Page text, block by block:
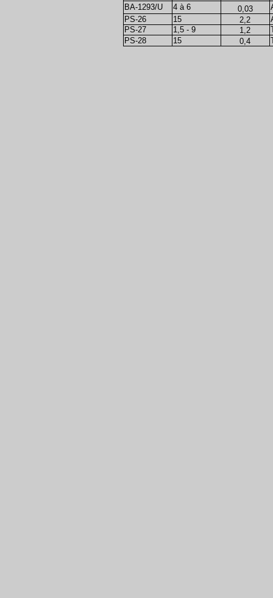
BA-1293/U
4 à 6 0,03
PS-26
15 2,2
PS-27
1,5 - 9 1,2
PS-28
15 0,4